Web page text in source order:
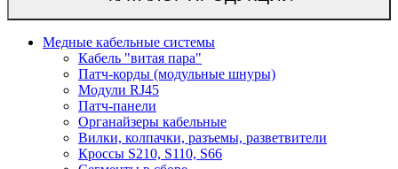
Медные кабельные системы
Кабель "витая пара"
Патч-корды (модульные шнуры)
Модули RJ45
Патч-панели
Органайзеры кабельные
Вилки, колпачки, разъемы, разветвители
Кроссы S210, S110, S66